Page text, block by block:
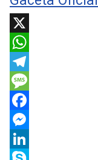
X
WhatsApp
Telegram
Message
Facebook
Messenger